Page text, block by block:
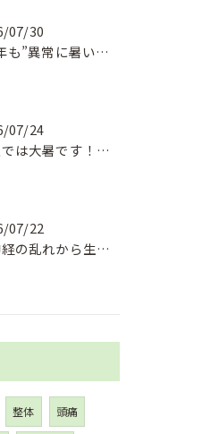
07/30
「”今年も”異常に暑い夏」酷暑+冷房＝夏風邪、腰痛、ひざの痛...
07/24
暦の上では大暑です！腰痛や肩こりから来る頭痛
07/22
自律神経の乱れから生活習慣病、血液循環の滞り
整体 頭痛